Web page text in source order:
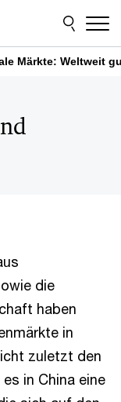
Märkte: Weltweit
die
haben
in
zuletzt den
in China eine